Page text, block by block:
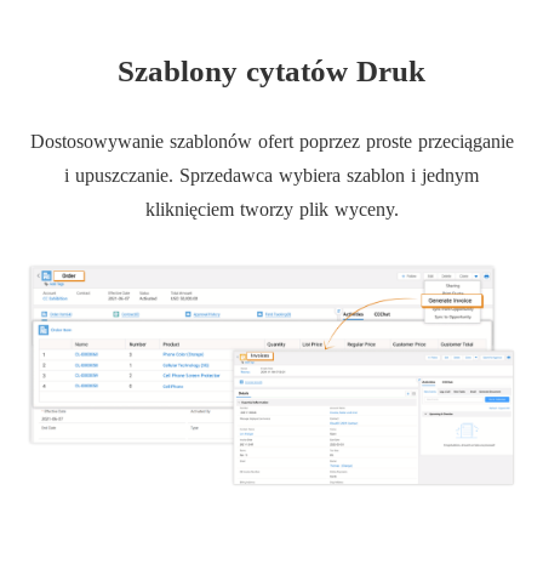
Szablony cytatów Druk
Dostosowywanie szablonów ofert poprzez proste przeciąganie
i upuszczanie. Sprzedawca wybiera szablon i jednym
kliknięciem tworzy plik wyceny.